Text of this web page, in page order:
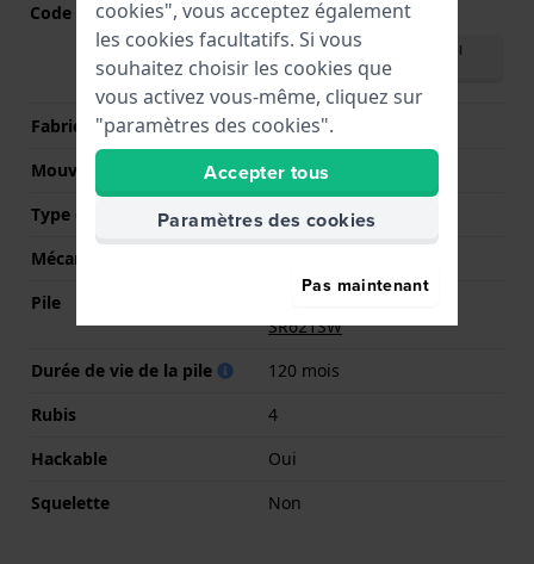
Code Mouvement 762( Voir les spécifications
Télécharger le manuel
(English)
Fabricant de mouvement
Ronda
Mouvement suisse
Non
Type d'affichage
Analogique
Mécanisme
Pile
SR621SW
Durée de vie de la pile
120 mois
Rubis
4
Hackable
Oui
Squelette
Non
cookies", vous acceptez également
les cookies facultatifs. Si vous
souhaitez choisir les cookies que
vous activez vous-même, cliquez sur
"paramètres des cookies".
Accepter tous
Paramètres des cookies
Pas maintenant